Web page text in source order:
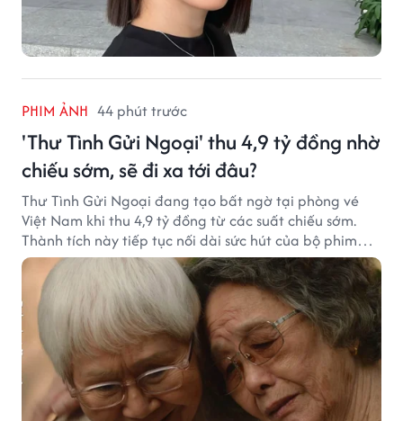
PHIM ẢNH 44 phút trước
'Thư Tình Gửi Ngoại' thu 4,9 tỷ đồng nhờ
chiếu sớm, sẽ đi xa tới đâu?
Thư Tình Gửi Ngoại đang tạo bất ngờ tại phòng vé
Việt Nam khi thu 4,9 tỷ đồng từ các suất chiếu sớm.
Thành tích này tiếp tục nối dài sức hút của bộ phim
từng gây sốt với doanh thu hơn 7.300 tỷ đồng ở nước
ngoài.